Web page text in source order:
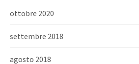
ottobre 2020
settembre 2018
agosto 2018